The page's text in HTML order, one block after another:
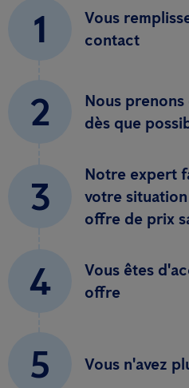
1
Vous
contact
2
Nous
dès que
3
Notre expert
votre
offre de prix
4
Vous êtes
offre
5 Vous n'avez